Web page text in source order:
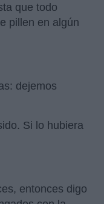
que todo
pillen en algún
dejemos
Si lo hubiera
entonces digo